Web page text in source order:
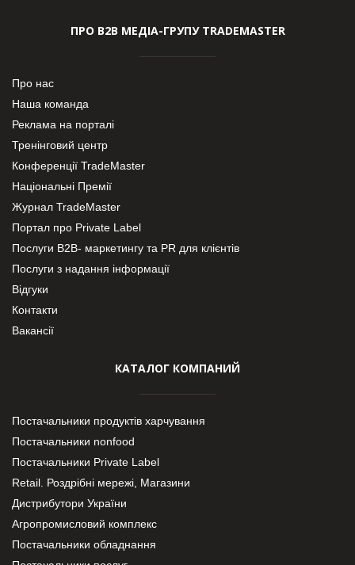
ПРО В2В МЕДІА-ГРУПУ TRADEMASTER
Про нас
Наша команда
Реклама на порталі
Тренінговий центр
Конференції TradeMaster
Національні Премії
Журнал TradeMaster
Портал про Private Label
Послуги В2В- маркетингу та PR для клієнтів
Послуги з надання інформації
Відгуки
Контакти
Вакансії
КАТАЛОГ КОМПАНИЙ
Постачальники продуктів харчування
Постачальники nonfood
Постачальники Private Label
Retail. Роздрібні мережі, Магазини
Дистрибутори України
Агропромисловий комплекс
Постачальники обладнання